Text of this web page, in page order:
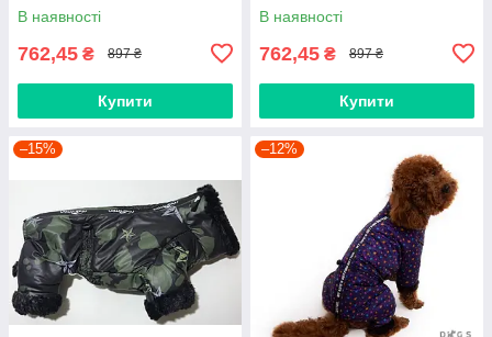
В наявності
762,45 ₴ 897 ₴
Купити
В наявності
762,45 ₴ 897 ₴
Купити
–15% –12%